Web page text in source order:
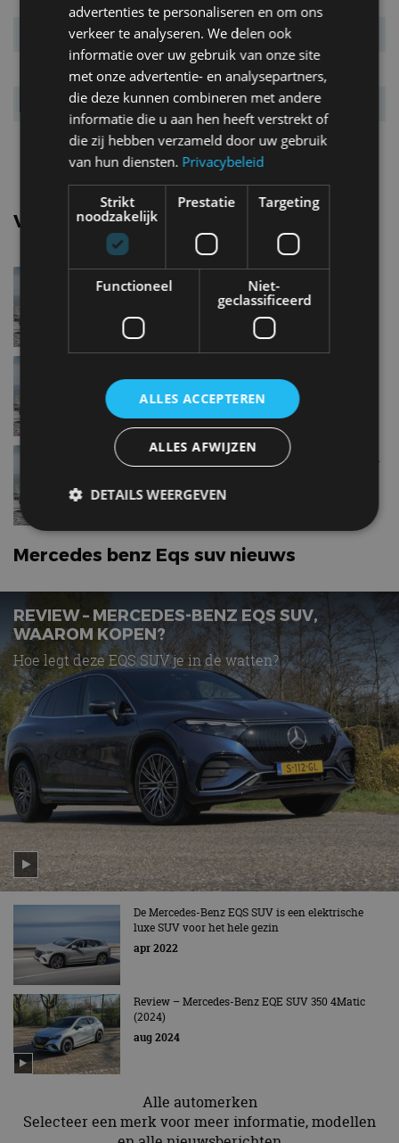
Systeemvermogen 330 kW (449 pk)
Systeemkoppel
Acc. 0-100 km/u 5,3 s
Topsnelheid 210 km/u
Vergelijkbare uitvoeringen
Mercedes benz Eqs suv450+
4Matic
Mercedes benz Eqs suvMaybach
Mercedes benz Eqs suv nieuws
REVIEW – MERCEDES-BENZ EQS SUV,
WAAROM KOPEN?
Hoe legt deze EQS SUV je in de watten?
De Mercedes-Benz EQS SUV is een elektrische
luxe SUV voor het hele gezin
apr 2022
Review – Mercedes-Benz EQE SUV 350 4Matic
(2024)
aug 2024
Alle automerken
Selecteer een merk voor meer informatie, modellen
advertenties te personaliseren en om ons
verkeer te analyseren. We delen ook
informatie over uw gebruik van onze site
met onze advertentie- en analysepartners,
die deze kunnen combineren met andere
informatie die u aan hen heeft verstrekt of
die zij hebben verzameld door uw gebruik
van hun diensten. Privacybeleid
Strikt
noodzakelijk
Prestatie Targeting
Functioneel
Niet-
geclassificeerd
ALLES ACCEPTEREN
ALLES AFWIJZEN
DETAILS WEERGEVEN
Functioneel
Niet-geclassificeerd
Strikt noodzakelijke cookies maken de
kernfunctionaliteiten van de website mogelijk, zoals
gebruikersaanmelding en accountbeheer. De
website kan niet goed worden gebruikt zonder de
strikt noodzakelijke cookies.
Naam
Aanbieder/
Domein
Vervaldatum
cf_clearance
Cloudflare,
Inc.
.autorai.nl
1 jaar
Deze
gebruikt
vertrouwd
te
op basis
adres van
te
essentieel
veiligheid
het
CookieScriptConsent
Cookie-
Google Privacy Policy